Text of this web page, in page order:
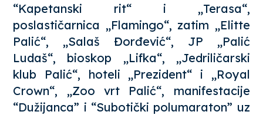
“Kapetanski rit“ i „Terasa“,
poslastičarnica „Flamingo“, zatim „Elitte
Palić“, „Salaš Đorđević“, JP „Palić
Ludaš“, bioskop „Lifka“, „Jedriličarski
klub Palić“, hoteli „Prezident“ i „Royal
Crown“, „Zoo vrt Palić“, manifestacije
“Dužijanca” i “Subotički polumaraton” uz